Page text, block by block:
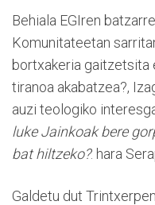
Behiala EGIren
Komunitateetan
bortxakeria gaitzetsita
tiranoa akabatzea?,
auzi teologiko
luke Jainkoak bere
bat hiltzeko?: hara
Galdetu dut